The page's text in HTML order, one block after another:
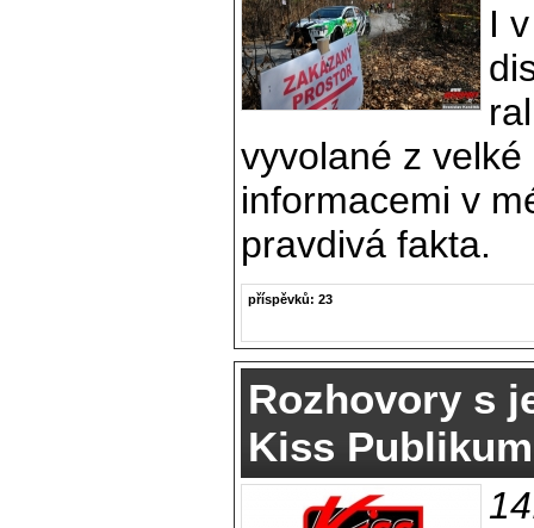
I
vyvolané z
informacemi v
pravdivá fakta.
příspěvků: 23
Rozhovory s
Kiss Publikum